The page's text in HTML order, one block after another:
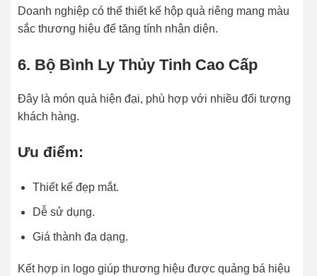
Doanh nghiệp có thể thiết kế hộp quà riêng mang màu
sắc thương hiệu để tăng tính nhận diện.
6. Bộ Bình Ly Thủy Tinh Cao Cấp
Đây là món quà hiện đại, phù hợp với nhiều đối tượng
khách hàng.
Ưu điểm:
Thiết kế đẹp mắt.
Dễ sử dụng.
Giá thành đa dạng.
Kết hợp in logo giúp thương hiệu được quảng bá hiệu